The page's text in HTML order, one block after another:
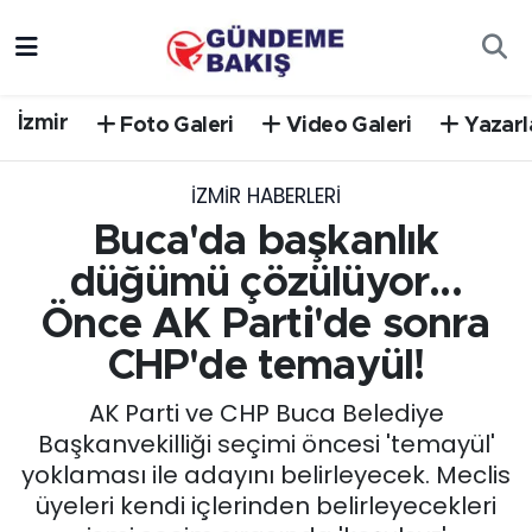
İzmir Foto Galeri Video Galeri
İZMIR HABERLERI
Buca'da başkanlık
düğümü çözülüyor...
Önce AK Parti'de sonra
CHP'de temayül!
AK Parti ve CHP Buca Belediye
Başkanvekilliği seçimi öncesi 'temayül'
yoklaması ile adayını belirleyecek. Meclis
üyeleri kendi içlerinden belirleyecekleri
EGE
EĞİTİM
English News
GÜNCEL
Trafik Durumu
Süper Lig Puan Durumu ve Fikstür
Tüm Manşetler
Haber Arşivi